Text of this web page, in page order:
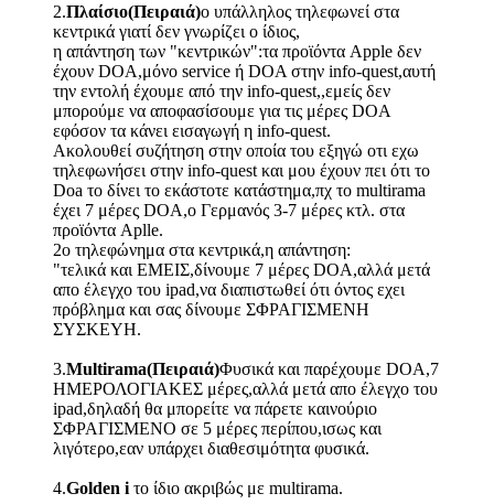
2.Πλαίσιο(Πειραιά)o υπάλληλος τηλεφωνεί στα
κεντρικά γιατί δεν γνωρίζει ο ίδιος,
η απάντηση των "κεντρικών":τα προϊόντα Apple δεν
έχουν DOA,μόνο service ή DOA στην info-quest,αυτή
την εντολή έχουμε από την info-quest,,εμείς δεν
μπορούμε να αποφασίσουμε για τις μέρες DOA
εφόσον τα κάνει εισαγωγή η info-quest.
Ακολουθεί συζήτηση στην οποία του εξηγώ οτι εχω
τηλεφωνήσει στην info-quest και μου έχουν πει ότι το
Doa το δίνει το εκάστοτε κατάστημα,πχ το multirama
έχει 7 μέρες DOA,ο Γερμανός 3-7 μέρες κτλ. στα
προϊόντα Aplle.
2o τηλεφώνημα στα κεντρικά,η απάντηση:
"τελικά και ΕΜΕΙΣ,δίνουμε 7 μέρες DOA,αλλά μετά
απο έλεγχο του ipad,να διαπιστωθεί ότι όντος εχει
πρόβλημα και σας δίνουμε ΣΦΡΑΓΙΣΜΕΝΗ
ΣΥΣΚΕΥΗ.
3.Multirama(Πειραιά)Φυσικά και παρέχουμε DOA,7
ΗΜΕΡΟΛΟΓΙΑΚΕΣ μέρες,αλλά μετά απο έλεγχο του
ipad,δηλαδή θα μπορείτε να πάρετε καινούριο
ΣΦΡΑΓΙΣΜΕΝΟ σε 5 μέρες περίπου,ισως και
λιγότερο,εαν υπάρχει διαθεσιμότητα φυσικά.
4.Golden i το ίδιο ακριβώς με multirama.